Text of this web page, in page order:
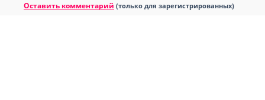
Оставить комментарий (только для зарегистрированных)